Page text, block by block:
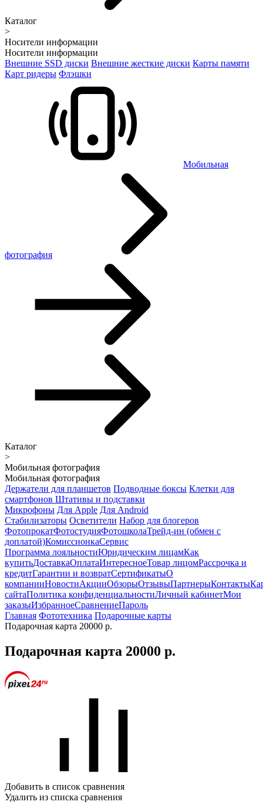
Каталог
>
Носители информации
Носители информации
Внешние SSD диски Внешние жесткие диски Карты памяти
Карт ридеры Флэшки
Мобильная
фотография
Каталог
>
Мобильная фотография
Мобильная фотография
Держатели для планшетов Подводные боксы Клетки для
смартфонов Штативы и подставки
Микрофоны Для Apple Для Android
Стабилизаторы Осветители Набор для блогеров
ФотопрокатФотостудияФотошколаТрейд-ин (обмен с
доплатой)КомиссионкаСервис
Программа лояльностиЮридическим лицамКак
купитьДоставкаОплатаИнтересноеТовар лицомРассрочка и
кредитГарантии и возвратСертификатыО
компанииНовостиАкцииОбзорыОтзывыПартнерыКонтакты
сайтаПолитика конфиденциальностиЛичный кабинетМои
заказыИзбранноеСравнениеПароль
Главная Фототехника Подарочные карты
Подарочная карта 20000 р.
Подарочная карта 20000 р.
Добавить в список сравнения
Удалить из списка сравнения